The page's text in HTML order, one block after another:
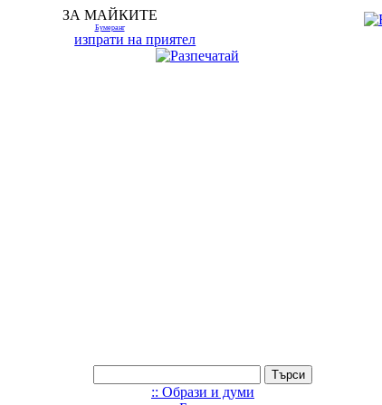
ЗА МАЙКИТЕ
Бумеранг
изпрати на приятел
:: Образи и думи